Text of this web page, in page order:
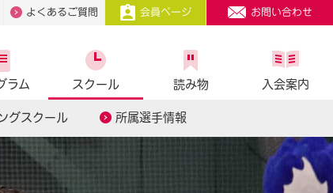
よくあるご質問 会員ページ お問い合わせ
ラム スクール
グスクール 所属選手情報
読み物 入会案内